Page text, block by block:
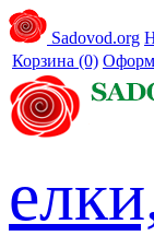
Sadovod.org
Корзина (0)